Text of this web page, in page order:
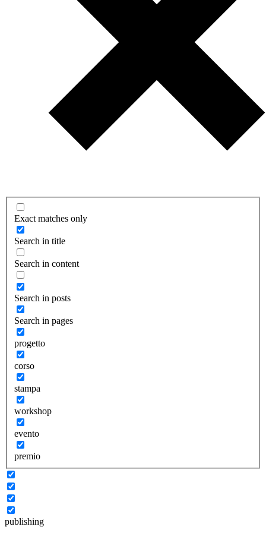
Exact matches only
Search in title
Search in content
Search in posts
Search in pages
progetto
corso
stampa
workshop
evento
premio
publishing